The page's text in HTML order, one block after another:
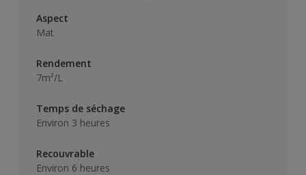
Aspect
Mat
Rendement
7m²/L
Temps de séchage
Environ 3 heures
Recouvrable
Environ 6 heures